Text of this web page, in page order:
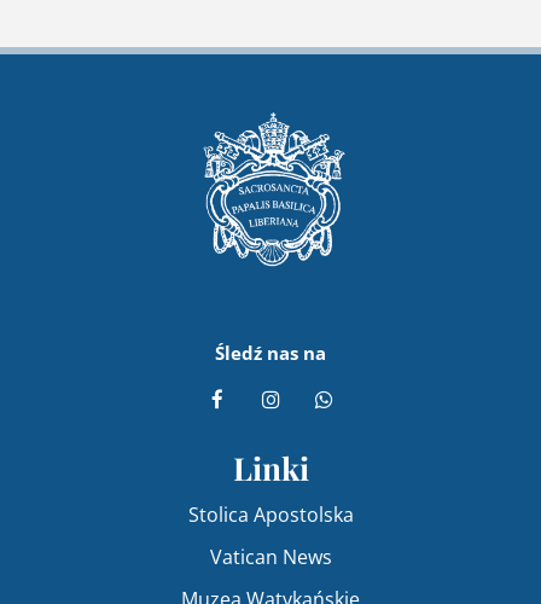
Śledź nas na
Linki
Stolica Apostolska
Vatican News